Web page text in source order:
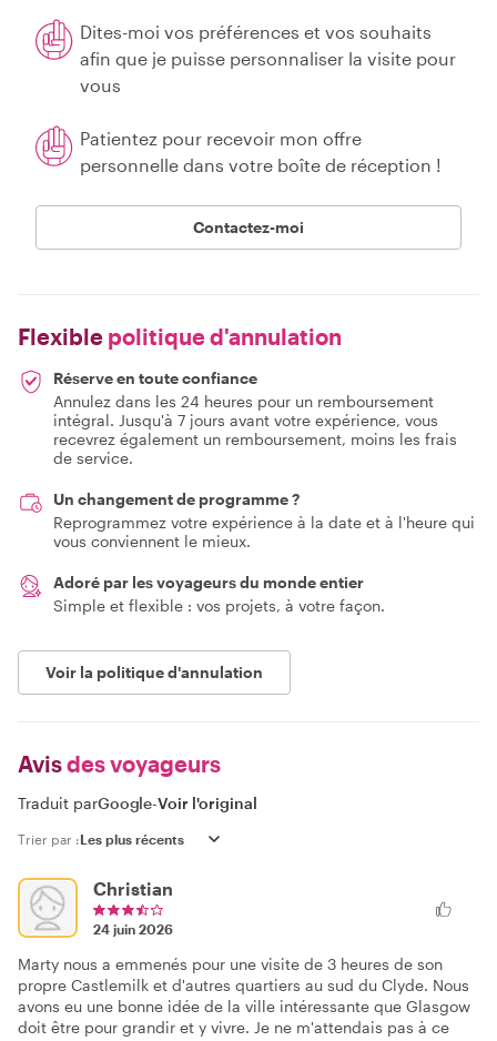
Dites-moi vos préférences et vos souhaits
afin que je puisse personnaliser la visite pour
vous
Patientez pour recevoir mon offre
personnelle dans votre boîte de réception !
Contactez-moi
Flexible politique d'annulation
Réserve en toute confiance
Annulez dans les 24 heures pour un remboursement
intégral. Jusqu'à 7 jours avant votre expérience, vous
recevrez également un remboursement, moins les frais
de service.
Un changement de programme ?
Reprogrammez votre expérience à la date et à l'heure qui
vous conviennent le mieux.
Adoré par les voyageurs du monde entier
Simple et flexible : vos projets, à votre façon.
Voir la politique d'annulation
Avisdes voyageurs
Traduit parGoogle-Voir l'original
Trier par :
Christian
24 juin 2026
Marty nous a emmenés pour une visite de 3 heures de son
propre Castlemilk et d'autres quartiers au sud du Clyde. Nous
avons eu une bonne idée de la ville intéressante que Glasgow
doit être pour grandir et y vivre. Je ne m'attendais pas à ce